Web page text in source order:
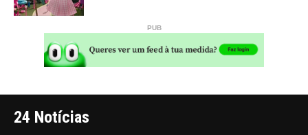
24 Notícias